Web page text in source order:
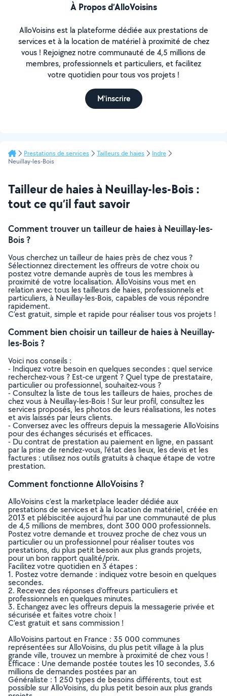
À Propos d’AlloVoisins
AlloVoisins est la plateforme dédiée aux prestations de
services et à la location de matériel à proximité de chez
vous ! Rejoignez notre communauté de 4,5 millions de
membres, professionnels et particuliers, et facilitez
votre quotidien pour tous vos projets !
M'inscrire
Prestations de services Tailleurs de haies
Indre
Neuillay-les-Bois
Tailleur de haies à Neuillay-les-Bois :
tout ce qu’il faut savoir
Comment trouver un tailleur de haies à Neuillay-les-
Bois ?
Vous cherchez un tailleur de haies près de chez vous ?
Sélectionnez directement les offreurs de votre choix ou
postez votre demande auprès de tous les membres à
proximité de votre localisation. AlloVoisins vous met en
relation avec tous les tailleurs de haies, professionnels et
particuliers, à Neuillay-les-Bois, capables de vous répondre
rapidement.
C’est gratuit, simple et rapide pour réaliser tous vos projets !
Comment bien choisir un tailleur de haies à Neuillay-
les-Bois ?
Voici nos conseils :
- Indiquez votre besoin en quelques secondes : quel service
recherchez-vous ? Est-ce urgent ? Quel type de prestataire,
particulier ou professionnel, souhaitez-vous ?
- Consultez la liste de tous les tailleurs de haies, proches de
chez vous à Neuillay-les-Bois ! Sur leur profil, consultez les
services proposés, les photos de leurs réalisations, les notes
et avis laissés par leurs clients.
- Conversez avec les offreurs depuis la messagerie AlloVoisins
pour des échanges sécurisés et efficaces.
- Du contrat de prestation au paiement en ligne, en passant
par la prise de rendez-vous, l’état des lieux, les devis et les
factures : utilisez nos outils gratuits à chaque étape de votre
prestation.
Comment fonctionne AlloVoisins ?
AlloVoisins c’est la marketplace leader dédiée aux
prestations de services et à la location de matériel, créée en
2013 et plébiscitée aujourd’hui par une communauté de plus
de 4,5 millions de membres, dont 300 000 professionnels.
Postez votre demande et trouvez proche de chez vous un
particulier ou un professionnel pour réaliser toutes vos
prestations, du plus petit besoin aux plus grands projets,
pour un bon rapport qualité/prix.
Facilitez votre quotidien en 3 étapes :
1. Postez votre demande : indiquez votre besoin en quelques
secondes.
2. Recevez des réponses d’offreurs particuliers et
professionnels en quelques minutes.
3. Echangez avec les offreurs depuis la messagerie privée et
sécurisée et faites votre choix !
C’est gratuit et sans commission !
AlloVoisins partout en France : 35 000 communes
représentées sur AlloVoisins, du plus petit village à la plus
grande ville, trouvez un membre à proximité de chez vous !
Efficace : Une demande postée toutes les 10 secondes, 3.6
millions de demandes postées par an
Généraliste : 1 250 types de besoins différents, tout est
possible sur AlloVoisins, du plus petit besoin aux plus grands